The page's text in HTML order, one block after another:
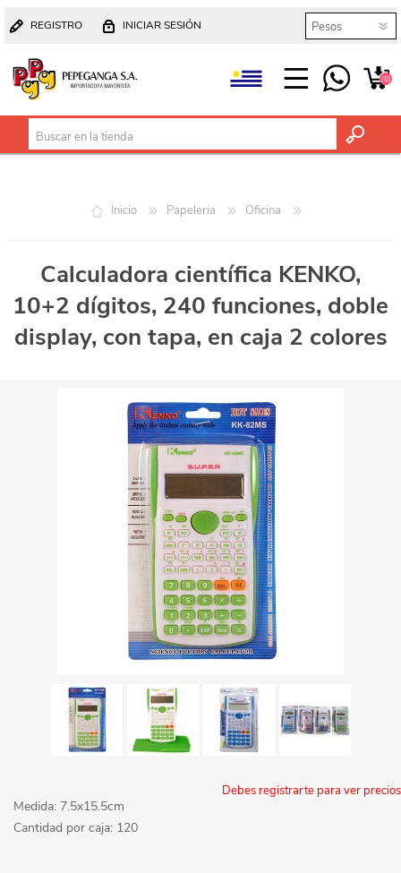
REGISTRO INICIAR SESIÓN
(0)
Inicio Papeleria Oficina
Calculadora científica KENKO,
10+2 dígitos, 240 funciones, doble
display, con tapa, en caja 2 colores
Debes registrarte para ver precios
Medida: 7.5x15.5cm
Cantidad por caja: 120